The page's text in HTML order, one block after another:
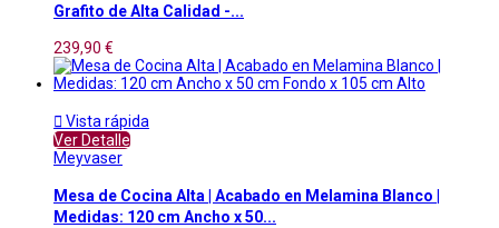
Grafito de Alta Calidad -...
239,90 €
 Vista rápida
Ver Detalle
Meyvaser
Mesa de Cocina Alta | Acabado en Melamina Blanco |
Medidas: 120 cm Ancho x 50...